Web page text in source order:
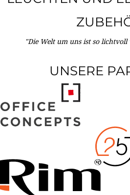
"Die Welt um uns ist so
UNSERE